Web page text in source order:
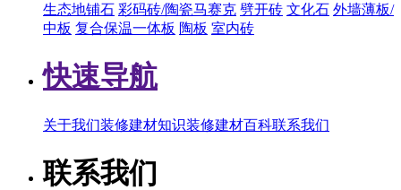
生态地铺石 彩码砖/陶瓷马赛克 劈开砖 文化石 外墙薄板/
中板 复合保温一体板 陶板 室内砖
快速导航
关于我们装修建材知识装修建材百科联系我们
联系我们